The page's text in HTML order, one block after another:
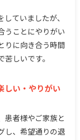
ていましたが、
うことにやりがい
りに向き合う時間
しいです。
しい・やりがい
患者様やご家族と
し、希望通りの退